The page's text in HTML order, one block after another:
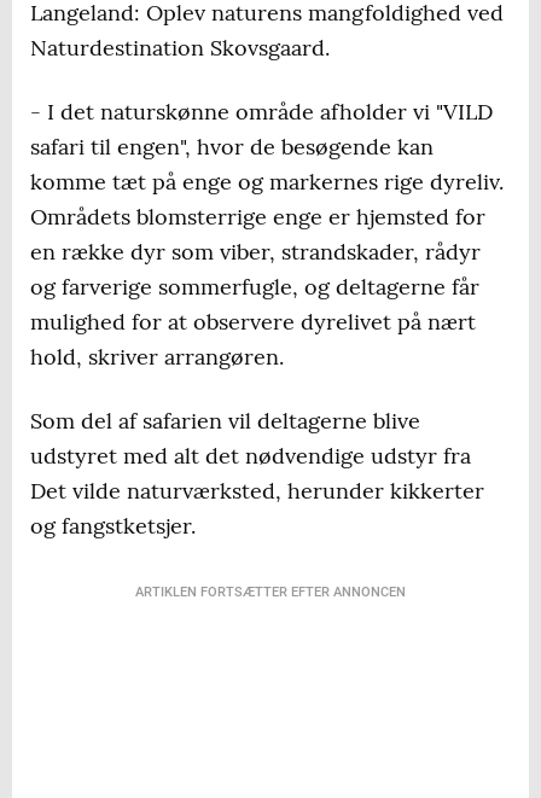
Langeland: Oplev naturens mangfoldighed ved
Naturdestination Skovsgaard.
- I det naturskønne område afholder vi "VILD
safari til engen", hvor de besøgende kan
komme tæt på enge og markernes rige dyreliv.
Områdets blomsterrige enge er hjemsted for
en række dyr som viber, strandskader, rådyr
og farverige sommerfugle, og deltagerne får
mulighed for at observere dyrelivet på nært
hold, skriver arrangøren.
Som del af safarien vil deltagerne blive
udstyret med alt det nødvendige udstyr fra
Det vilde naturværksted, herunder kikkerter
og fangstketsjer.
ARTIKLEN FORTSÆTTER EFTER ANNONCEN